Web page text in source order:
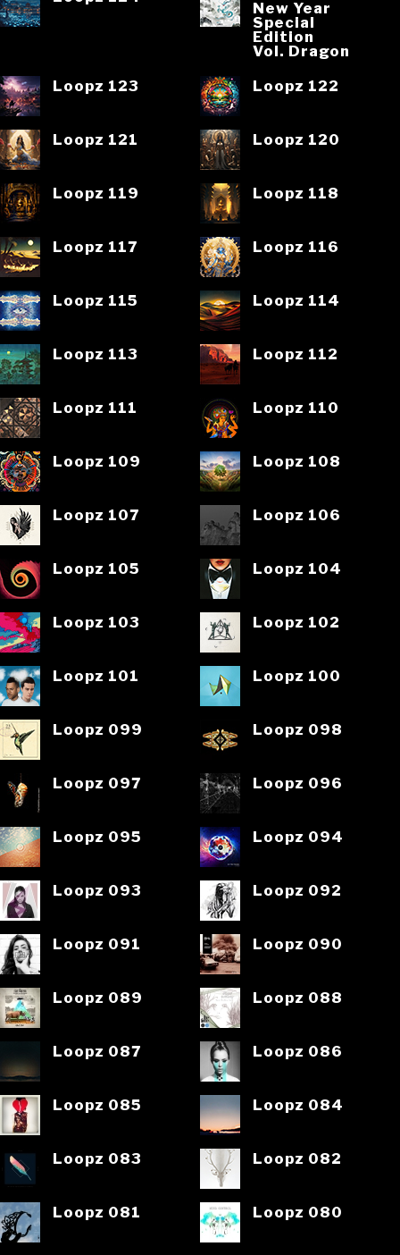
New Year
Special
Edition
Vol. Dragon
Loopz 123
Loopz 122
Loopz 121 Loopz 120
Loopz 119 Loopz 118
Loopz 117 Loopz 116
Loopz 115 Loopz 114
Loopz 113 Loopz 112
Loopz 111 Loopz 110
Loopz 109 Loopz 108
Loopz 107 Loopz 106
Loopz 105 Loopz 104
Loopz 103 Loopz 102
Loopz 101 Loopz 100
Loopz 099 Loopz 098
Loopz 097 Loopz 096
Loopz 095 Loopz 094
Loopz 093 Loopz 092
Loopz 091 Loopz 090
Loopz 089 Loopz 088
Loopz 087 Loopz 086
Loopz 085 Loopz 084
Loopz 083 Loopz 082
Loopz 081 Loopz 080